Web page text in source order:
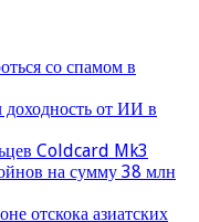
со спамом в
доходность от ИИ в
Coldcard Mk3
на сумму 38 млн
отскока азиатских